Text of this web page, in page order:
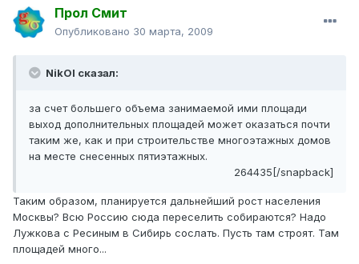
Прол Смит
Опубликовано 30 марта, 2009
NikOl сказал:
за счет большего объема занимаемой ими площади
выход дополнительных площадей может оказаться почти
таким же, как и при строительстве многоэтажных домов
на месте снесенных пятиэтажных.
264435[/snapback]
Таким образом, планируется дальнейший рост населения
Москвы? Всю Россию сюда переселить собираются? Надо
Лужкова с Ресиным в Сибирь сослать. Пусть там строят. Там
площадей много...